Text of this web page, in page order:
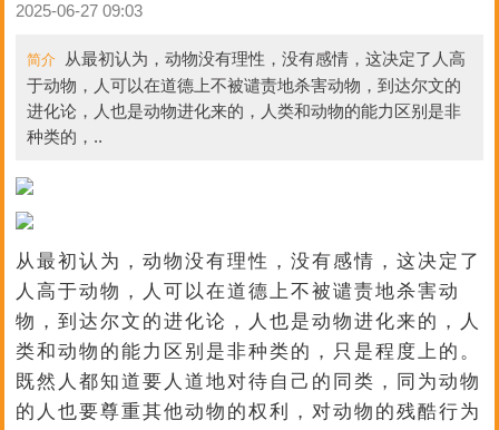
2025-06-27 09:03
简介
从最初认为，动物没有理性，没有感情，这决定了人高
于动物，人可以在道德上不被谴责地杀害动物，到达尔文的
进化论，人也是动物进化来的，人类和动物的能力区别是非
种类的，..
从最初认为，动物没有理性，没有感情，这决定了
人高于动物，人可以在道德上不被谴责地杀害动
物，到达尔文的进化论，人也是动物进化来的，人
类和动物的能力区别是非种类的，只是程度上的。
既然人都知道要人道地对待自己的同类，同为动物
的人也要尊重其他动物的权利，对动物的残酷行为